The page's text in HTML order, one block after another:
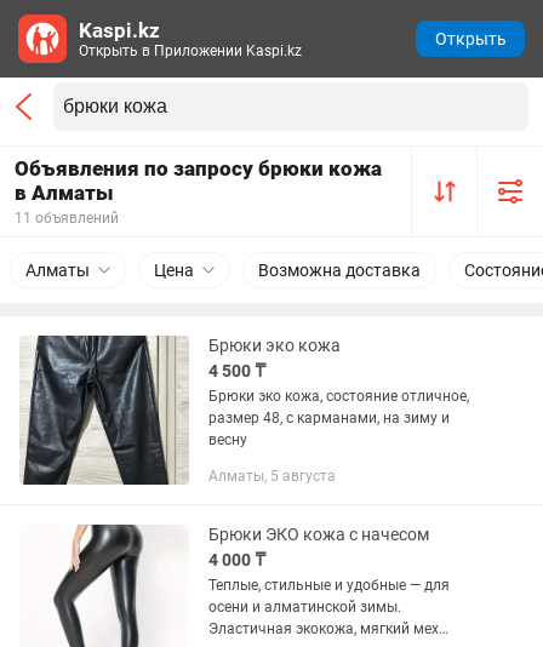
Объявления по запросу брюки кожа
в Алматы
11 объявлений
Алматы Цена Возможна доставка
Брюки эко кожа
4 500 ₸
Брюки эко кожа, состояние отличное,
размер 48, с карманами, на зиму и
весну
Алматы, 5 августа
Брюки ЭКО кожа с начесом
4 000 ₸
Теплые, стильные и удобные — для
осени и алматинской зимы.
Эластичная экокожа, мягкий мех
Kaspi.kz
Открыть в Приложении Kaspi.kz
Открыть